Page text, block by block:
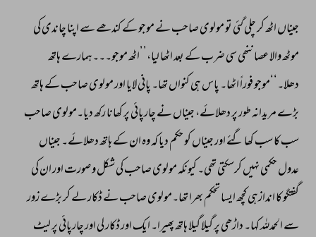
جیناں اٹھ کر چلی گئی تو مولوی صاحب نے موجو کے کندھے سے اپنا چاندی کی
موٹھ والا عصا ننھی سی ضرب کے بعد اٹھا لیا،’’اٹھ موجو۔۔۔ہمارے ہاتھ
دھلا۔‘‘موجو فوراً اٹھا۔ پاس ہی کنواں تھا۔ پانی لایا اور مولوی صاحب کے ہاتھ
بڑے مریدانہ طور پر دھلائے، جیناں نے چارپائی پر کھانا رکھ دیا۔مولوی صاحب
سب کا سب کھا گئے اور جیناں کو حکم دیا کہ وہ ان کے ہاتھ دھلائے۔ جیناں
عدول حکمی نہیں کرسکتی تھی۔ کیونکہ مولوی صاحب کی شکل و صورت اور ان کی
گفتگو کا اندازہی کچھ ایسا تحکم بھرا تھا۔مولوی صاحب نے ڈکار لے کر بڑے زور
سے الحمدللہ کہا۔ داڑھی پر گیلا گیلا ہاتھ پھیرا۔ ایک اور ڈکار لی اور چارپائی پر لیٹ